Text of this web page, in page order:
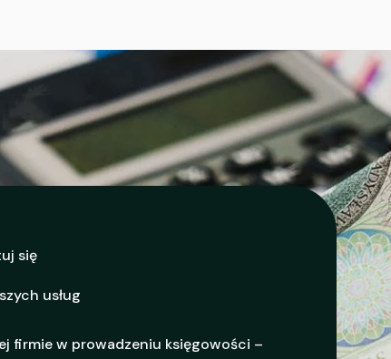
się
usług
firmie w prowadzeniu księgowości –